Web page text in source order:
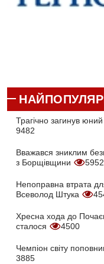
Трагічно загинув
9482
Вважався зниклим
з Борщівщини
5952
Непоправна втрата
Всеволод Штука
Хресна хода до
сталося
4500
Чемпіон світу
3885